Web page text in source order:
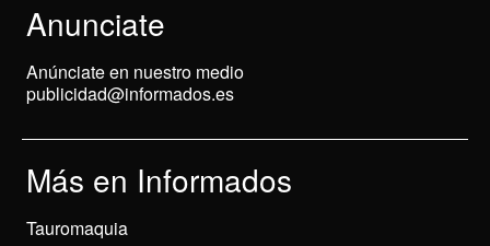
Anunciate
Anúnciate en nuestro medio
publicidad@informados.es
Más en Informados
Tauromaquia